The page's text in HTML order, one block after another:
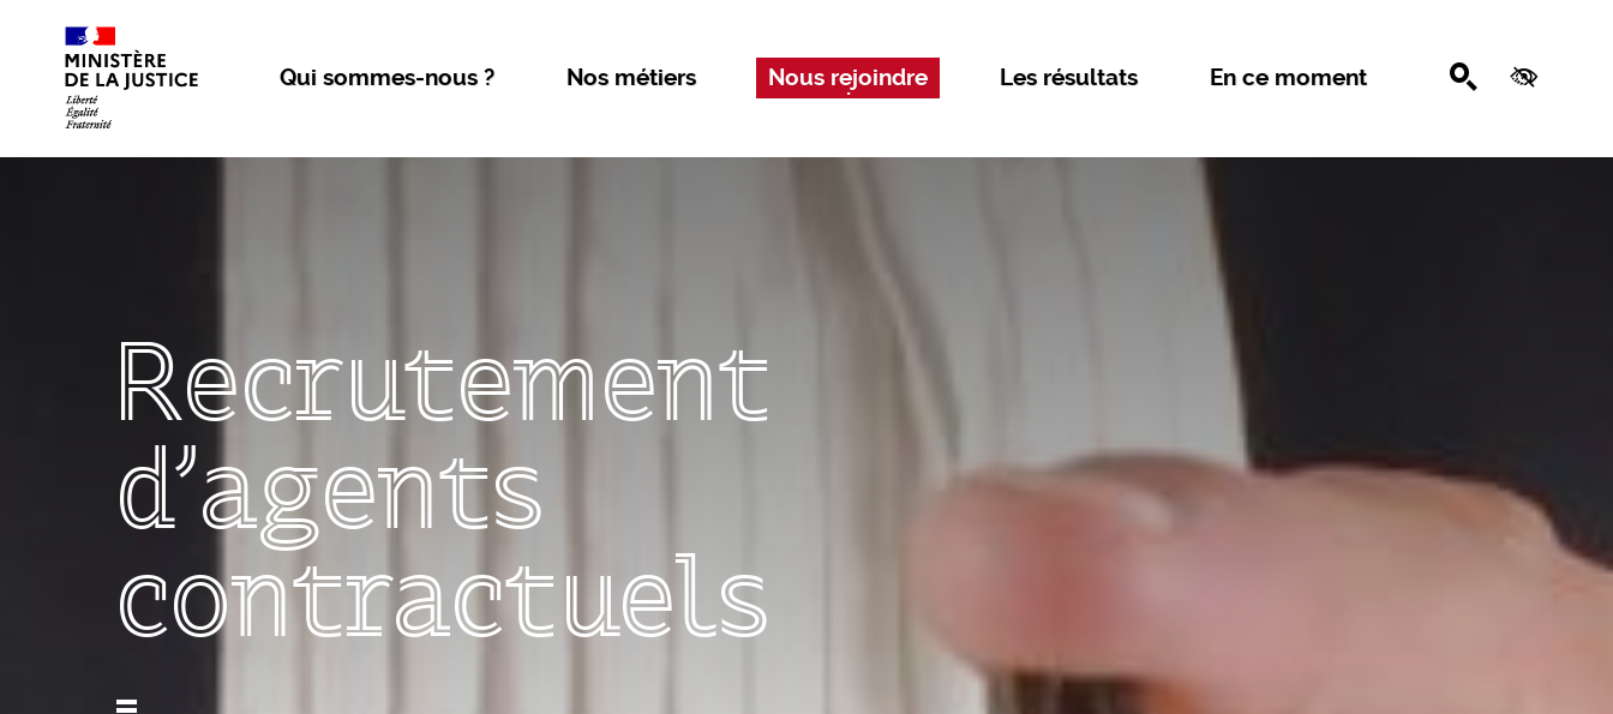
Aller au contenu
Qui sommes-nous ? Nos métiers Nous rejoindre Les résultats En ce moment Recherche
Recrutement
d'agents
contractuels